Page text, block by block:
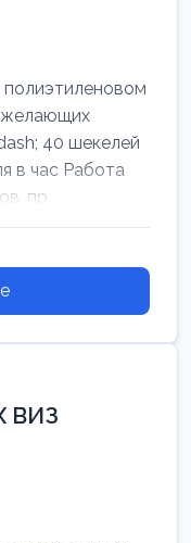
желающих
40 шекелей
в час Работа
пр...
ВИЗ